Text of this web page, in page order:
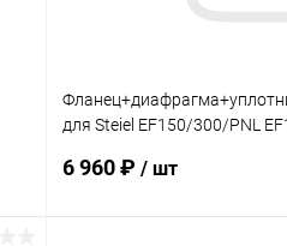
для Steiel EF150/300/PNL
6 960 ₽ / шт